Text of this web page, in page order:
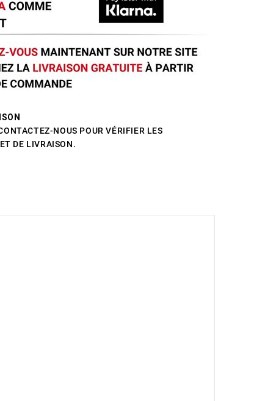
NOUS POUR VÉRIFIER LES
DE LIVRAISON.